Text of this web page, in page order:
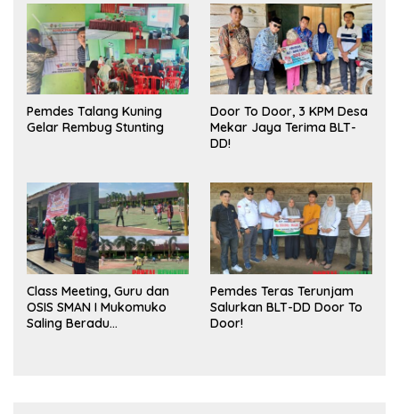
Pasar
Pemdes Talang Kuning
Gelar Rembug Stunting
Door To Door, 3 KPM Desa
Mekar Jaya Terima BLT-
DD!
Class Meeting, Guru dan
OSIS SMAN I Mukomuko
Saling Beradu
Pemdes Teras Terunjam
Salurkan BLT-DD Door To
Door!